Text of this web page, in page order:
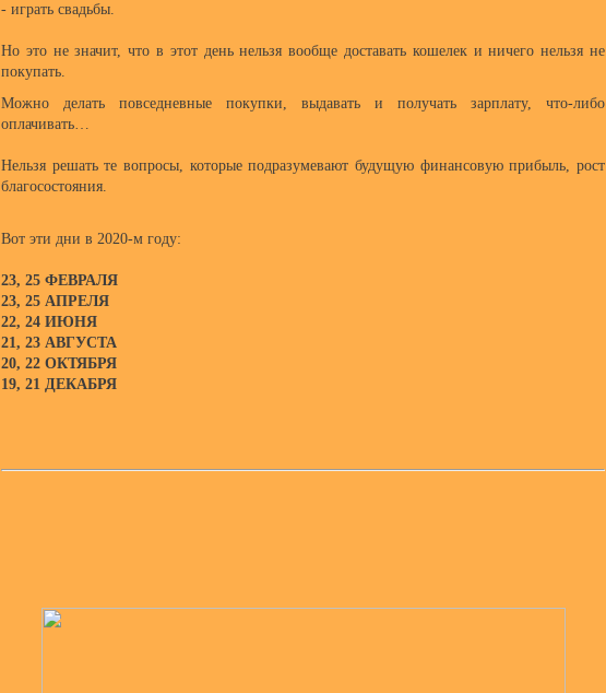
- играть свадьбы.
Но это не значит, что в этот день нельзя вообще доставать кошелек и ничего нельзя не
покупать.
Можно делать повседневные покупки, выдавать и получать зарплату, что-либо
оплачивать…
Нельзя решать те вопросы, которые подразумевают будущую финансовую прибыль, рост
благосостояния.
Вот эти дни в 2020-м году:
23, 25 ФЕВРАЛЯ
23, 25 АПРЕЛЯ
22, 24 ИЮНЯ
21, 23 АВГУСТА
20, 22 ОКТЯБРЯ
19, 21 ДЕКАБРЯ